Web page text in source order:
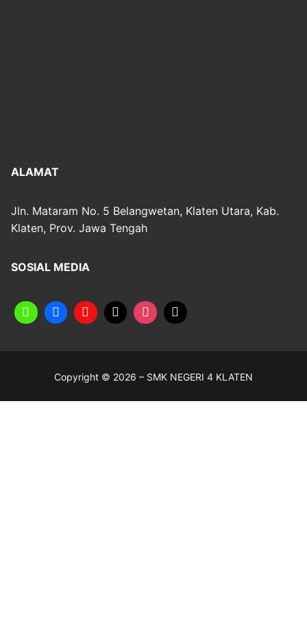
ALAMAT
Jln. Mataram No. 5 Belangwetan, Klaten Utara, Kab.
Klaten, Prov. Jawa Tengah
SOSIAL MEDIA
Copyright © 2026 – SMK NEGERI 4 KLATEN